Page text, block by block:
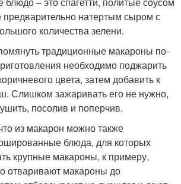
натертым сыром с
количества зелени.
традиционные макароны по-
необходимо поджарить
цвета, затем добавить к
Слишком зажаривать его не нужно,
посолив и поперчив.
из макарон можно также
блюда, для которых
крупные макароны, к примеру,
отваривают макароны до